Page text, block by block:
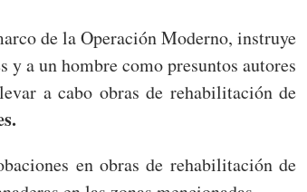
de la Operación Moderno, instruye
a un hombre como presuntos autores
a cabo obras de rehabilitación de
en obras de rehabilitación de